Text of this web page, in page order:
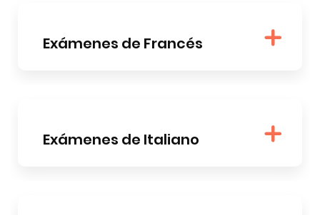
Exámenes de Francés
Exámenes de Italiano